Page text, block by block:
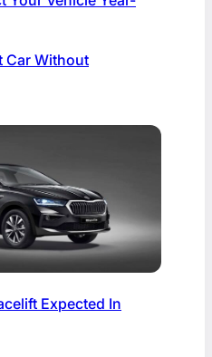
Car Without
Expected In